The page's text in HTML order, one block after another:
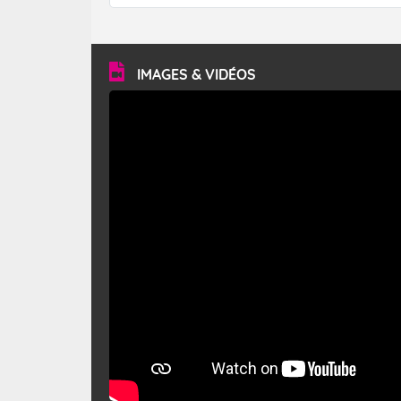
forêt. Mais qu'est-ce que le mistral ? Quelles sont ses
vitesse moyenne de 50 km/h et atteindre 80 à 100 km/h
en rafales, parfois davantage. Il parcourt la basse vallée
du Rhône et la Provence et envahit le littoral
méditerranéen à partir de la Camargue.
IMAGES & VIDÉOS